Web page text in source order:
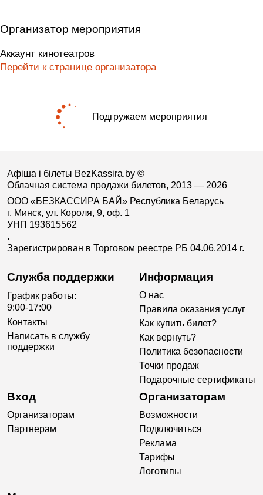
Организатор мероприятия
Аккаунт кинотеатров
Перейти к странице организатора
Подгружаем мероприятия
Афіша і білеты BezKassira.by ©
Облачная система продажи билетов, 2013 — 2026
ООО «БЕЗКАССИРА БАЙ» Республика Беларусь
г. Минск, ул. Короля, 9, оф. 1
УНП 193615562
.
Зарегистрирован в Торговом реестре РБ 04.06.2014 г.
Служба поддержки
График работы:
9:00-17:00
Контакты
Написать в службу
поддержки
Информация
О нас
Правила оказания услуг
Как купить билет?
Как вернуть?
Политика безопасности
Точки продаж
Подарочные сертификаты
Вход
Организаторам
Партнерам
Организаторам
Возможности
Подключиться
Реклама
Тарифы
Логотипы